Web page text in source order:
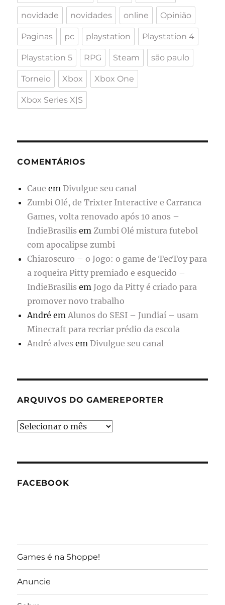
novidade novidades online Opinião
Paginas pc playstation Playstation 4
Playstation 5 RPG Steam são paulo
Torneio Xbox Xbox One
Xbox Series X|S
COMENTÁRIOS
Caue em Divulgue seu canal
Zumbi Olé, de Trixter Interactive e Carranca
Games, volta renovado após 10 anos –
IndieBrasilis em Zumbi Olé mistura futebol
com apocalipse zumbi
Chiaroscuro – o Jogo: o game de TecToy para
a roqueira Pitty premiado e esquecido –
IndieBrasilis em Jogo da Pitty é criado para
promover novo trabalho
André em Alunos do SESI – Jundiaí – usam
Minecraft para recriar prédio da escola
André alves em Divulgue seu canal
ARQUIVOS DO GAMEREPORTER
Arquivos
FACEBOOK
Games é na Shoppe!
Anuncie